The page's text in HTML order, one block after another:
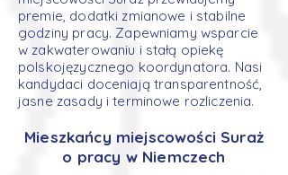
premie, dodatki zmianowe i stabilne
godziny pracy. Zapewniamy wsparcie
w zakwaterowaniu i stałą opiekę
polskojęzycznego koordynatora. Nasi
kandydaci doceniają transparentność,
jasne zasady i terminowe rozliczenia.
Mieszkańcy miejscowości Suraż
o pracy w Niemczech